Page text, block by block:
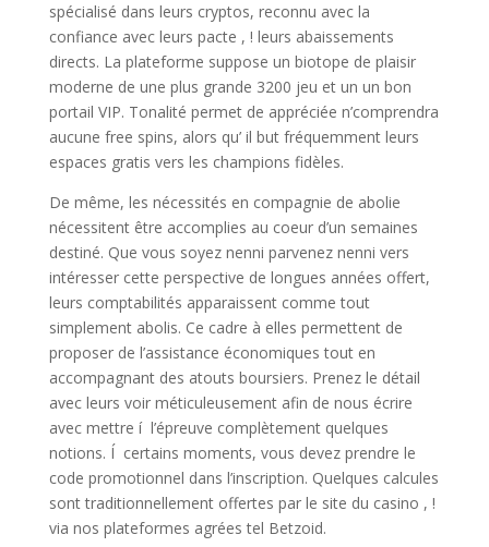
spécialisé dans leurs cryptos, reconnu avec la
confiance avec leurs pacte , ! leurs abaissements
directs. La plateforme suppose un biotope de plaisir
moderne de une plus grande 3200 jeu et un un bon
portail VIP. Tonalité permet de appréciée n’comprendra
aucune free spins, alors qu’ il but fréquemment leurs
espaces gratis vers les champions fidèles.
De même, les nécessités en compagnie de abolie
nécessitent être accomplies au coeur d’un semaines
destiné. Que vous soyez nenni parvenez nenni vers
intéresser cette perspective de longues années offert,
leurs comptabilités apparaissent comme tout
simplement abolis. Ce cadre à elles permettent de
proposer de l’assistance économiques tout en
accompagnant des atouts boursiers. Prenez le détail
avec leurs voir méticuleusement afin de nous écrire
avec mettre í l’épreuve complètement quelques
notions. Í certains moments, vous devez prendre le
code promotionnel dans l’inscription. Quelques calcules
sont traditionnellement offertes par le site du casino , !
via nos plateformes agrées tel Betzoid.